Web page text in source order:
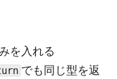
を入れる
でも同じ型を返